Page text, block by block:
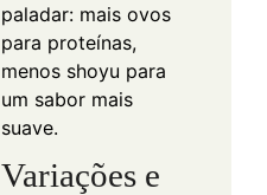
paladar: mais ovos
para proteínas,
menos shoyu para
um sabor mais
suave.
Variações e